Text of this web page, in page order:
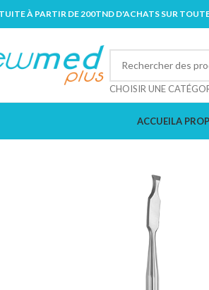
À PARTIR DE 200TND D'ACHATS SUR
CHOISIR UNE
ACCUEILA